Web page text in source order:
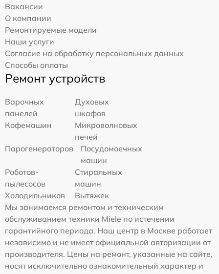
Вакансии
О компании
Ремонтируемые модели
Наши услуги
Согласие на обработку персональных данных
Способы оплаты
Ремонт устройств
Варочных
панелей
Духовых
шкафов
Кофемашин
Микроволновых
печей
Парогенераторов
Посудомоечных
машин
Роботов-
пылесосов
Стиральных
машин
Холодильников
Вытяжек
Мы занимаемся ремонтом и техническим
обслуживанием техники Miele по истечении
гарантийного периода. Наш центр в Москве работает
независимо и не имеет официальной авторизации от
производителя. Цены на ремонт, указанные на сайте,
носят исключительно ознакомительный характер и